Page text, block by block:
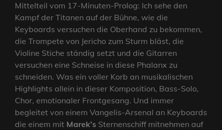
Mittelteil vom 17-Minuten-Prolog: Ich sehe den
Kampf der Titanen auf der Bühne, wie die
Keyboards versuchen die Oberhand zu bekommen,
die Trompete von Jericho zum Sturm bläst, die
Violine Stiche ständig setzt und die Gitarren
versuchen eine Schneise in diese Phalanx zu
schneiden. Was ein voller Korb an musikalischen
Highlights allein in dieser Komposition, Bass-Solo,
Chor, emotionaler Frontgesang. Und immer
begleitet von einem Vangelis-Arsenal an Keyboards
die einem mit Marek’s Sternenschiff mitnehmen auf